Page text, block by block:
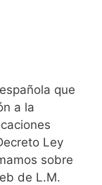
que
a la
Ley
sobre
de L.M.